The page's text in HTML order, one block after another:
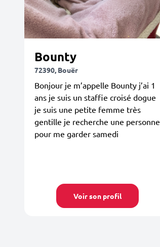
Bounty
72390, Bouër
Bonjour je m’appelle Bounty j’ai 1
ans je suis un staffie croisé dogue
je suis une petite femme très
gentille je recherche une personne
pour me garder samedi
Voir son profil